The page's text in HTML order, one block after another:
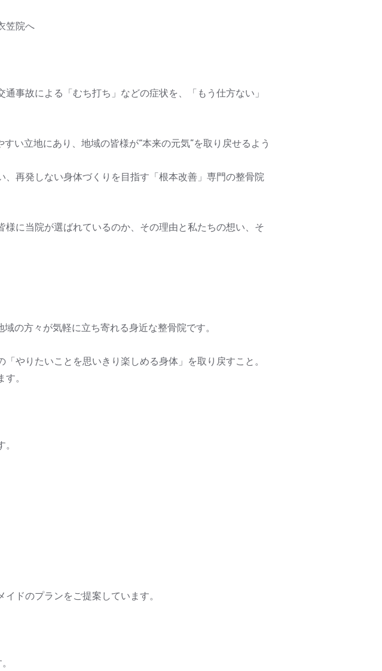
笠院へ
事故による「むち打ち」などの症状を、「もう仕方ない」
い立地にあり、地域の皆様が“本来の元気”を取り戻せるよう
再発しない身体づくりを目指す「根本改善」専門の整骨院
に当院が選ばれているのか、その理由と私たちの想い、そ
の方々が気軽に立ち寄れる身近な整骨院です。
やりたいことを思いきり楽しめる身体」を取り戻すこと。
。
ドのプランをご提案しています。